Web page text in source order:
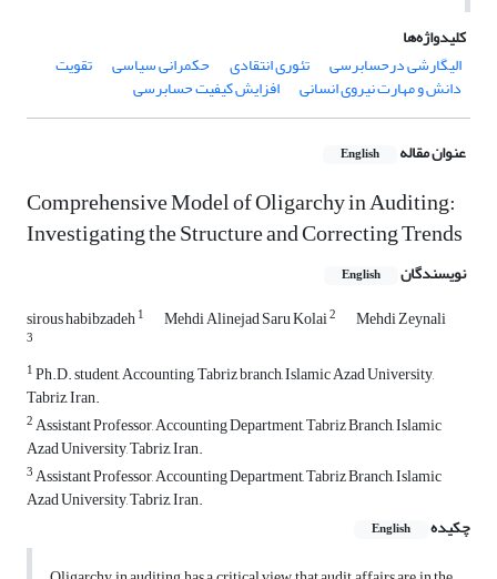
کلیدواژه‌ها
الیگارشی درحسابرسی
تئوری انتقادی حکمرانی سیاسی تقویت
دانش و مهارت نیروی انسانی افزایش کیفیت حسابرسی
عنوان مقاله English
Comprehensive Model of Oligarchy in Auditing:
Investigating the Structure and Correcting Trends
نویسندگان English
sirous habibzadeh1 Mehdi Alinejad Saru Kolai2 Mehdi Zeynali
3
1Ph.D. student, Accounting, Tabriz branch, Islamic Azad University,
Tabriz, Iran.
2Assistant Professor, Accounting Department, Tabriz Branch, Islamic
Azad University, Tabriz, Iran.
3Assistant Professor, Accounting Department, Tabriz Branch, Islamic
Azad University, Tabriz, Iran.
چکیده
English